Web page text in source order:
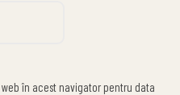
în acest navigator pentru data